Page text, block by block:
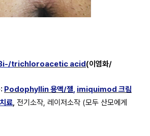
trichloroacetic acid(이염화/
Podophyllin 용액/젤, imiquimod 크림
료, 전기소작, 레이저소작 (모두 산모에게